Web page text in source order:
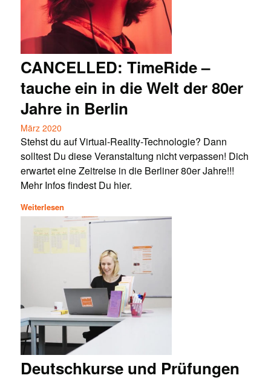
CANCELLED: TimeRide –
tauche ein in die Welt der 80er
Jahre in Berlin
März 2020
Stehst du auf Virtual-Reality-Technologie? Dann
solltest Du diese Veranstaltung nicht verpassen! Dich
erwartet eine Zeitreise in die Berliner 80er Jahre!!!
Mehr Infos findest Du hier.
Weiterlesen
Deutschkurse und Prüfungen